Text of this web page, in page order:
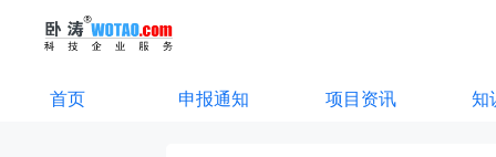
首页 申报通知 项目资讯 知